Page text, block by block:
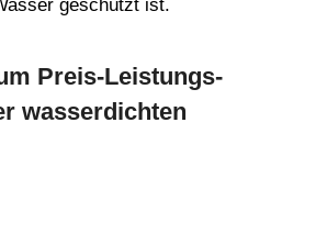
geschützt ist.
Preis-Leistungs-
wasserdichten